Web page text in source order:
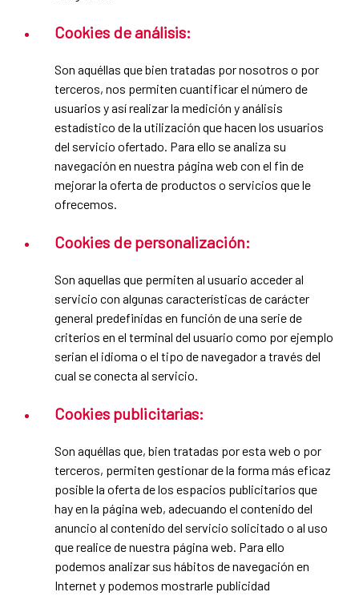
Cookies de análisis:
Son aquéllas que bien tratadas por nosotros o por
terceros, nos permiten cuantificar el número de
usuarios y así realizar la medición y análisis
estadístico de la utilización que hacen los usuarios
del servicio ofertado. Para ello se analiza su
navegación en nuestra página web con el fin de
mejorar la oferta de productos o servicios que le
ofrecemos.
Cookies de personalización:
Son aquellas que permiten al usuario acceder al
servicio con algunas características de carácter
general predefinidas en función de una serie de
criterios en el terminal del usuario como por ejemplo
serian el idioma o el tipo de navegador a través del
cual se conecta al servicio.
Cookies publicitarias:
Son aquéllas que, bien tratadas por esta web o por
terceros, permiten gestionar de la forma más eficaz
posible la oferta de los espacios publicitarios que
hay en la página web, adecuando el contenido del
anuncio al contenido del servicio solicitado o al uso
que realice de nuestra página web. Para ello
podemos analizar sus hábitos de navegación en
Internet y podemos mostrarle publicidad